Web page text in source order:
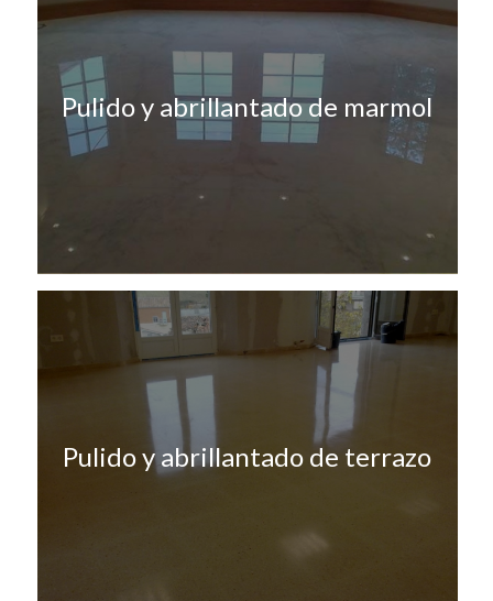
Pulido y abrillantado de marmol
Pulido y abrillantado de terrazo